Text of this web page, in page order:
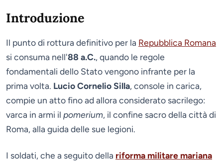
Introduzione
Il punto di rottura definitivo per la Repubblica Romana
si consuma nell'88 a.C., quando le regole
fondamentali dello Stato vengono infrante per la
prima volta. Lucio Cornelio Silla, console in carica,
compie un atto fino ad allora considerato sacrilego:
varca in armi il pomerium, il confine sacro della città di
Roma, alla guida delle sue legioni.
I soldati, che a seguito della riforma militare mariana